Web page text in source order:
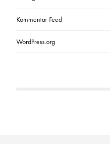
Kommentar-Feed
WordPress.org